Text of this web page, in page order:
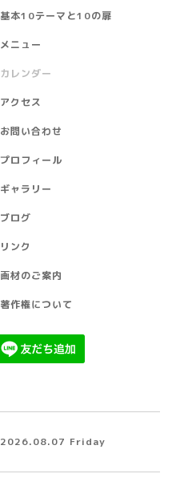
基本10テーマと10の扉
メニュー
カレンダー
アクセス
お問い合わせ
プロフィール
ギャラリー
ブログ
リンク
画材のご案内
著作権について
2026.08.07 Friday